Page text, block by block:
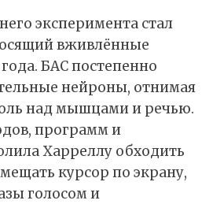
эксперимента стал
вживлённые
БАС постепенно
нейроны, отнимая
над мышцами и речью.
программ и
Харреллу обходить
курсор по экрану,
голосом и